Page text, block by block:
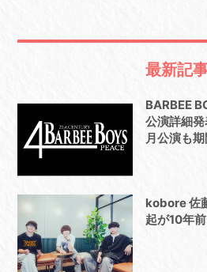
最新記
BARBEE
公演詳細
月公演も
kobore 佐
起が10年